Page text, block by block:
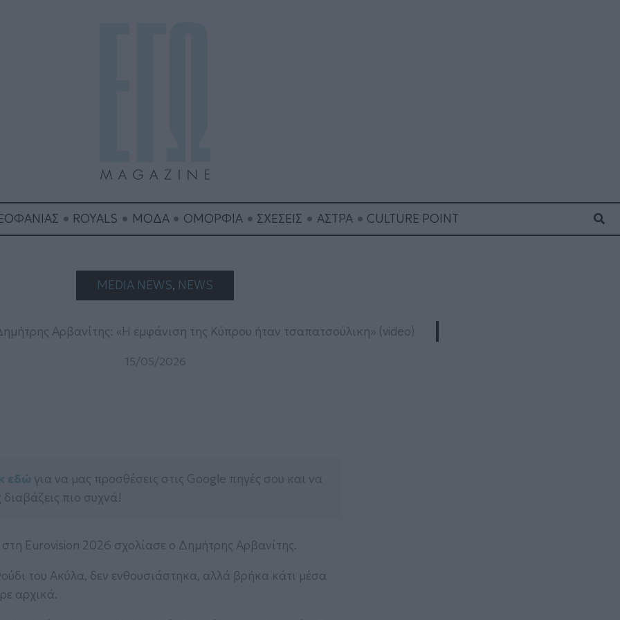
ROYALS ΜΟΔΑ ΟΜΟΡΦΙΑ ΣΧΕΣΕΙΣ ΑΣΤΡΑ CULTURE POINT
MEDIA NEWS, NEWS
Αρβανίτης: «Η εμφάνιση της Κύπρου ήταν τσαπατσούλικη» (video)
15/05/2026
εδώ για να μας προσθέσεις στις Google πηγές σου και να
διαβάζεις πιο συχνά!
Eurovision 2026 σχολίασε ο Δημήτρης Αρβανίτης.
του Ακύλα, δεν ενθουσιάστηκα, αλλά βρήκα κάτι μέσα
αρχικά.